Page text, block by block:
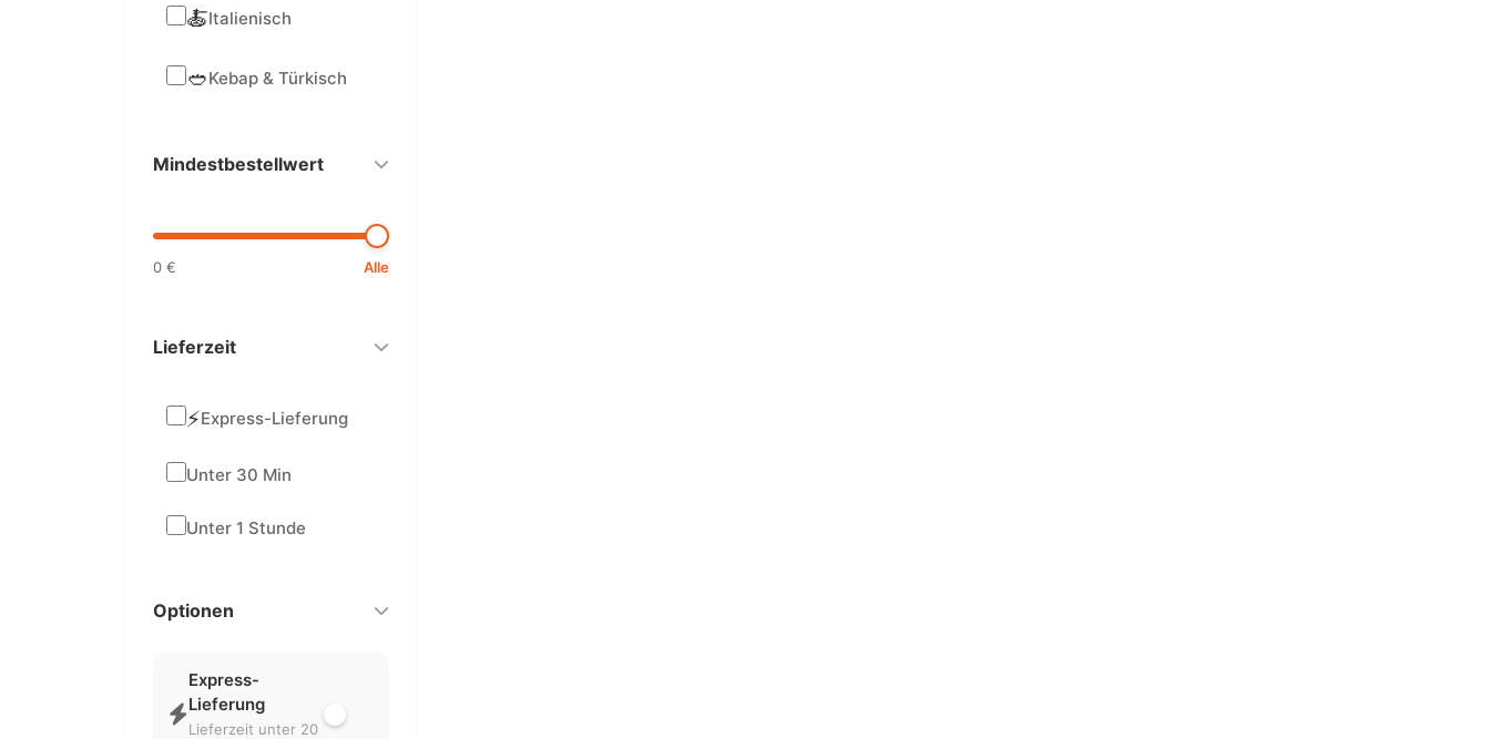
🍝Italienisch
🥙Kebap & Türkisch
Mindestbestellwert
0 € Alle
Lieferzeit
⚡Express-Lieferung
Unter 30 Min
Unter 1 Stunde
Optionen
Express-
Lieferung
Lieferzeit unter 20